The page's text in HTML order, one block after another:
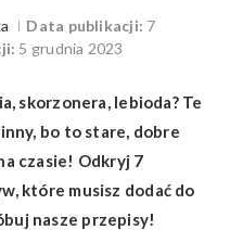
Data publikacji: 7
5 grudnia 2023
skorzonera, lebioda? Te
bo to stare, dobre
czasie! Odkryj 7
które musisz dodać do
nasze przepisy!